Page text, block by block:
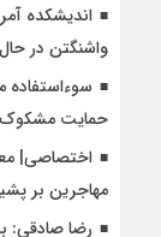
اندیشکده
واشنگتن در
سوءاستفاده
حمایت مشکوک
اختصاصی|
مهاجرین بر
رضا صادقی: